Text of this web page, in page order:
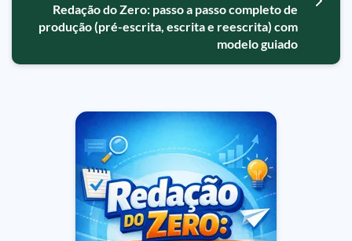
Redação do Zero: passo a passo completo de
produção (pré-escrita, escrita e reescrita) com
modelo guiado